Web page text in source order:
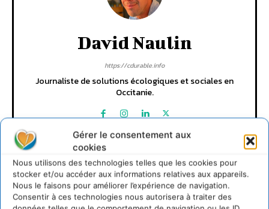
Gérer le consentement aux
cookies
Nous utilisons des technologies telles que les cookies pour
stocker et/ou accéder aux informations relatives aux appareils.
Nous le faisons pour améliorer l’expérience de navigation.
Consentir à ces technologies nous autorisera à traiter des
David Naulin
https://cdurable.info
Journaliste de solutions écologiques et sociales en
Occitanie.